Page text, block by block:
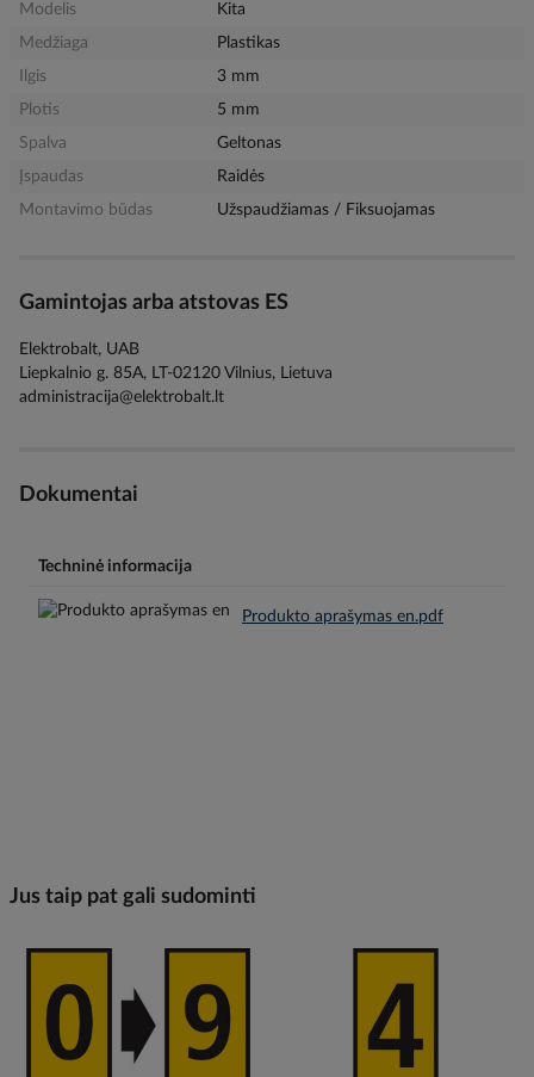
Modelis
Kita
Medžiaga
Plastikas
Ilgis
3 mm
Plotis
5 mm
Spalva
Geltonas
Įspaudas
Raidės
Montavimo būdas
Užspaudžiamas / Fiksuojamas
Gamintojas arba atstovas ES
Elektrobalt, UAB
Liepkalnio g. 85A, LT-02120 Vilnius, Lietuva
administracija@elektrobalt.lt
Dokumentai
Techninė informacija
Produkto aprašymas en.pdf
Jus taip pat gali sudominti